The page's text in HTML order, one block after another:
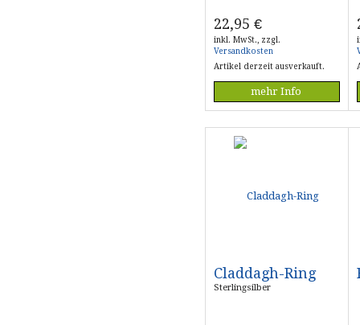
22,95 €
inkl. MwSt., zzgl.
Versandkosten
Artikel derzeit ausverkauft.
mehr Info
Claddagh-Ring
Sterlingsilber